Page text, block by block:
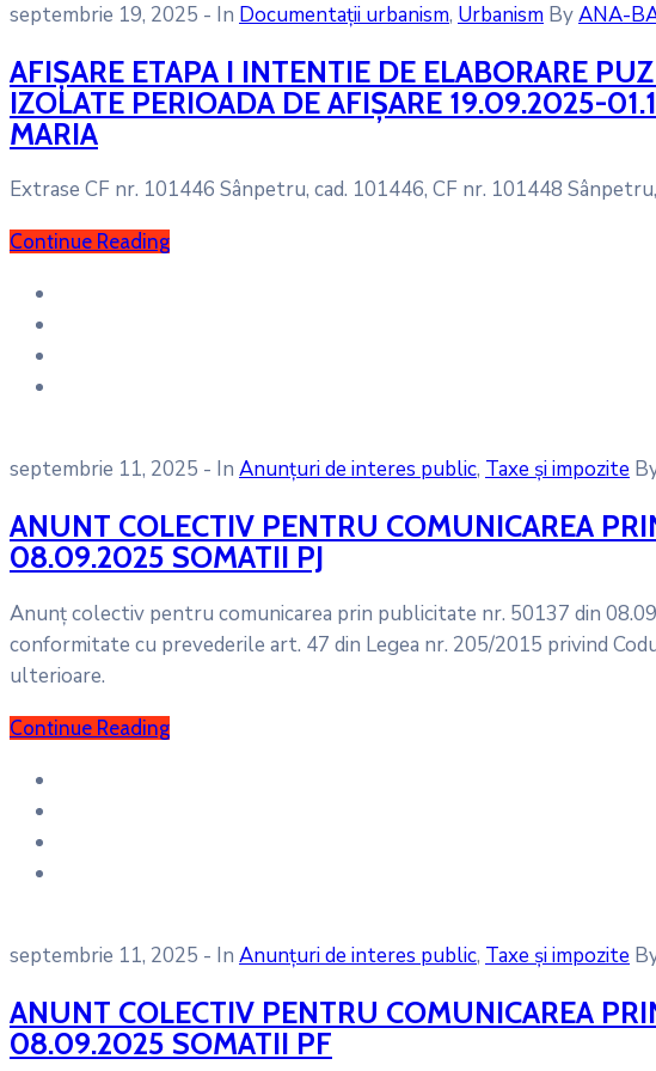
septembrie 19, 2025 - In Documentații urbanism‚ Urbanism ByANA-
AFIȘARE ETAPA I INTENTIE DE ELABORARE
IZOLATE PERIOADA DE AFIȘARE 19.09.2025-
MARIA
Extrase CF nr. 101446 Sânpetru, cad. 101446, CF nr. 101448
Continue Reading
septembrie 11, 2025 - In Anunțuri de interes public‚ Taxe și impozite
ANUNT COLECTIV PENTRU COMUNICAREA
08.09.2025 SOMATII PJ
Anunț colectiv pentru comunicarea prin publicitate nr. 50137 din
conformitate cu prevederile art. 47 din Legea nr. 205/2015 privind
ulterioare.
Continue Reading
septembrie 11, 2025 - In Anunțuri de interes public‚ Taxe și impozite
ANUNT COLECTIV PENTRU COMUNICAREA
08.09.2025 SOMATII PF